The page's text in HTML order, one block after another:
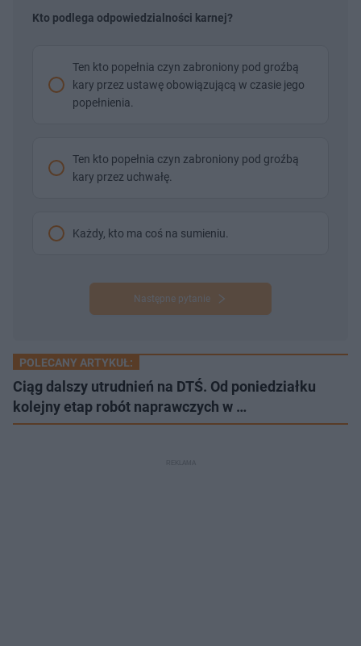
Kto podlega odpowiedzialności karnej?
Ten kto popełnia czyn zabroniony pod groźbą
kary przez ustawę obowiązującą w czasie jego
popełnienia.
Ten kto popełnia czyn zabroniony pod groźbą
kary przez uchwałę.
Każdy, kto ma coś na sumieniu.
Następne pytanie
POLECANY ARTYKUŁ:
Ciąg dalszy utrudnień na DTŚ. Od poniedziałku
kolejny etap robót naprawczych w …